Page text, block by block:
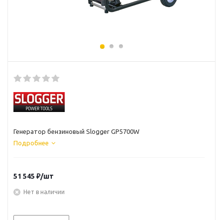
Генератор бензиновый Slogger GP5700W
Подробнее
51 545 ₽/шт
Нет в наличии